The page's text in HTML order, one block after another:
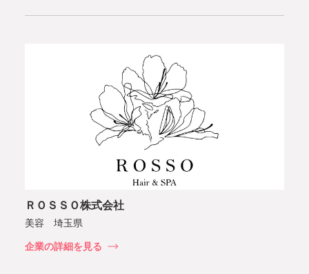
ＲＯＳＳＯ株式会社
美容 埼玉県
企業の詳細を見る